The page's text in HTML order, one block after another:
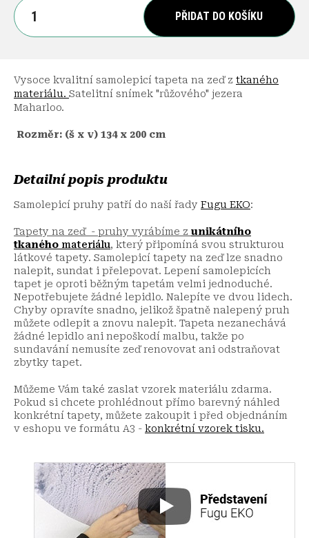
PŘIDAT DO KOŠÍKU
Vysoce kvalitní samolepicí tapeta na zeď z tkaného
materiálu. Satelitní snímek "růžového" jezera
Maharloo.
Rozměr: (š x v) 134 x 200 cm
Detailní popis produktu
Samolepicí pruhy patří do naší řady Fugu EKO:
Tapety na zeď - pruhy vyrábíme z unikátního
tkaného materiálu, který připomíná svou strukturou
látkové tapety. Samolepicí tapety na zeď lze snadno
nalepit, sundat i přelepovat. Lepení samolepicích
tapet je oproti běžným tapetám velmi jednoduché.
Nepotřebujete žádné lepidlo. Nalepíte ve dvou lidech.
Chyby opravíte snadno, jelikož špatně nalepený pruh
můžete odlepit a znovu nalepit. Tapeta nezanechává
žádné lepidlo ani nepoškodí malbu, takže po
sundavání nemusíte zeď renovovat ani odstraňovat
zbytky tapet.
Můžeme Vám také zaslat vzorek materiálu zdarma.
Pokud si chcete prohlédnout přímo barevný náhled
konkrétní tapety, můžete zakoupit i před objednáním
v eshopu ve formátu A3 - konkrétní vzorek tisku.